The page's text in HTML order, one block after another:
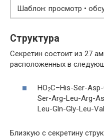
Шаблон: просмотр •
Структура
Секретин состоит из 27
расположенных в
HO2C–His-Ser-
Ser-Arg-Leu-Arg-
Leu-Gln-Gly-Leu-
Близкую с секретину